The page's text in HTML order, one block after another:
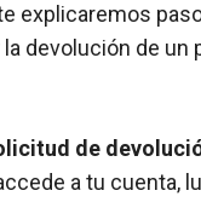
explicaremos
devolución de un
de
a tu cuenta,